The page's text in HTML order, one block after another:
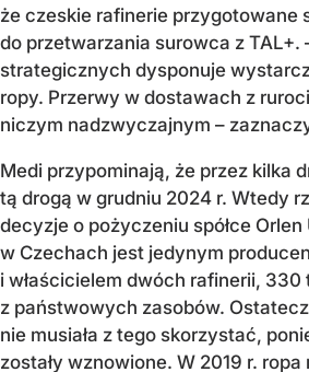
że czeskie rafinerie przygotowane
do przetwarzania surowca z TAL+.
strategicznych dysponuje
ropy. Przerwy w dostawach z
niczym nadzwyczajnym –
Medi przypominają, że przez kilka
tą drogą w grudniu 2024 r. Wtedy
decyzje o pożyczeniu spółce
w Czechach jest jedynym
i właścicielem dwóch rafinerii, 330
z państwowych zasobów.
nie musiała z tego skorzystać,
zostały wznowione. W 2019 r. ropa